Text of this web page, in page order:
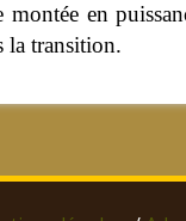
en
la transition.